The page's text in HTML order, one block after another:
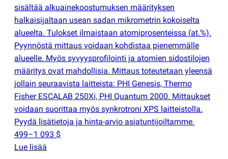
sisältää alkuainekoostumuksen määrityksen
halkaisijaltaan usean sadan mikrometrin kokoiselta
alueelta. Tulokset ilmaistaan atomiprosenteissa (at.%).
Pyynnöstä mittaus voidaan kohdistaa pienemmälle
alueelle. Myös syvyysprofilointi ja atomien sidostilojen
määritys ovat mahdollisia. Mittaus toteutetaan yleensä
jollain seuraavista laitteista: PHI Genesis, Thermo
Fisher ESCALAB 250Xi, PHI Quantum 2000. Mittaukset
voidaan suorittaa myös synkrotroni XPS laitteistolla.
Pyydä lisätietoja ja hinta-arvio asiatuntijoiltamme.
499–1 093 $
Lue lisää